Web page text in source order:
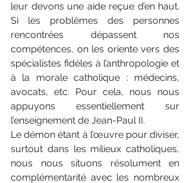
leur devons une aide reçue d’en haut.
Si les problèmes des personnes
rencontrées dépassent nos
compétences, on les oriente vers des
spécialistes fidèles à l’anthropologie et
à la morale catholique : médecins,
avocats, etc. Pour ­cela, nous nous
appuyons essentiellement sur
l’enseignement de Jean-Paul II.
Le démon étant à l’œuvre pour diviser,
surtout dans les milieux catholiques,
nous nous situons résolument en
complémentarité avec les nombreux